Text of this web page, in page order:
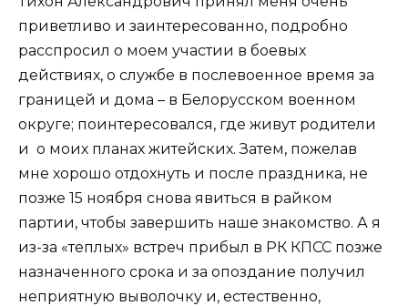
приветливо и заинтересованно, подробно
расспросил о моем участии в боевых
действиях, о службе в послевоенное время за
границей и дома – в Белорусском военном
округе; поинтересовался, где живут родители
и о моих планах житейских. Затем, пожелав
мне хорошо отдохнуть и после праздника, не
позже 15 ноября снова явиться в райком
партии, чтобы завершить наше знакомство. А я
из-за «теплых» встреч прибыл в РК КПСС позже
назначенного срока и за опоздание получил
неприятную выволочку и, естественно,